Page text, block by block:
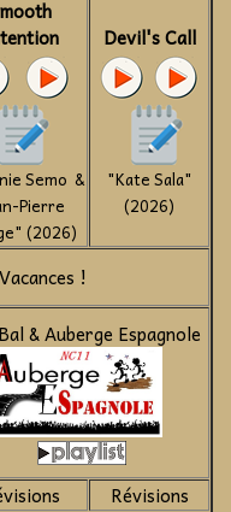
Semo &
Pierre
(2026)
Devil's Call
"Kate Sala"
(2026)
!
& Auberge Espagnole
Révisions